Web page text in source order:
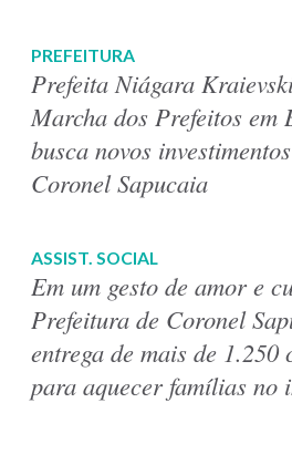
PREFEITURA
Prefeita Niágara
Marcha dos Prefeitos em
busca novos
Coronel Sapucaia
ASSIST. SOCIAL
Em um gesto de amor e
Prefeitura de Coronel
entrega de mais de 1.250
para aquecer famílias no